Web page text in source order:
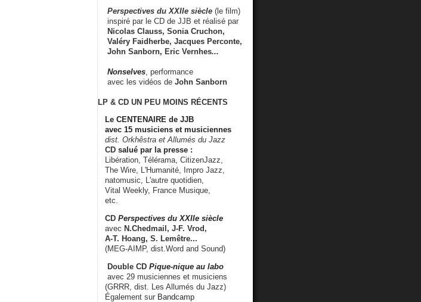
Perspectives du XXIIe siècle (le film)
inspiré par le CD de JJB et réalisé par
Nicolas Clauss, Sonia Cruchon,
Valéry Faidherbe, Jacques Perconte,
John Sanborn, Eric Vernhes...
Nonselves , performance
avec les vidéos de John Sanborn
LP & CD UN PEU MOINS RÉCENTS
Le CENTENAIRE de JJB
avec 15 musiciens et musiciennes
dist. Orkhêstra et Allumés du Jazz
CD salué par la presse :
Libération, Télérama, CitizenJazz,
The Wire, L'Humanité, Impro Jazz,
natomusic, L'autre quotidien,
Vital Weekly, France Musique,
etc.
CD Perspectives du XXIIe siècle
avec N.Chedmail, J-F. Vrod,
A-T. Hoang, S. Lemêtre...
(MEG-AIMP, dist.Word and Sound)
Double CD Pique-nique au labo
avec 29 musiciennes et musiciens
(GRRR, dist. Les Allumés du Jazz)
Également sur Bandcamp